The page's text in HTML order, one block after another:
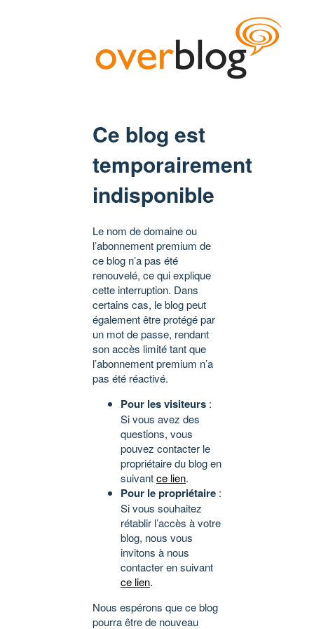
Ce blog est
temporairement
indisponible
Le nom de domaine ou
l’abonnement premium de
ce blog n’a pas été
renouvelé, ce qui explique
cette interruption. Dans
certains cas, le blog peut
également être protégé par
un mot de passe, rendant
son accès limité tant que
l’abonnement premium n’a
pas été réactivé.
Pour les visiteurs :
Si vous avez des
questions, vous
pouvez contacter le
propriétaire du blog en
suivantce lien.
Pour le propriétaire :
Si vous souhaitez
rétablir l’accès à votre
blog, nous vous
invitons à nous
contacter en suivant
ce lien.
Nous espérons que ce blog
pourra être de nouveau